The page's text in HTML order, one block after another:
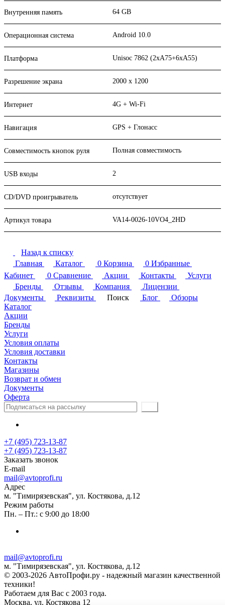
Внутренняя память 64 GB
Операционная система Android 10.0
Платформа Unisoc 7862 (2xA75+6xA55)
Разрешение экрана 2000 x 1200
Интернет 4G + Wi-Fi
Навигация GPS + Глонасс
Совместимость кнопок руля Полная совместимость
USB входы 2
CD/DVD проигрыватель отсутствует
Артикул товара VA14-0026-10VO4_2HD
Назад к списку
Главная
Каталог 0 Корзина 0 Избранные
Кабинет
0 Сравнение Акции Контакты
Услуги
Бренды
Отзывы Компания
Лицензии
Документы
Реквизиты Поиск Блог
Обзоры
Каталог
Акции
Бренды
Услуги
Условия оплаты
Условия доставки
Контакты
Магазины
Возврат и обмен
Документы
Оферта
+7 (495) 723-13-87
+7 (495) 723-13-87
Заказать звонок
E-mail
mail@avtoprofi.ru
Адрес
м. "Тимирязевская", ул. Костякова, д.12
Режим работы
Пн. – Пт.: с 9:00 до 18:00
mail@avtoprofi.ru
м. "Тимирязевская", ул. Костякова, д.12
© 2003-2026 АвтоПрофи.ру - надежный магазин качественной
техники!
Работаем для Вас с 2003 года.
Москва, ул. Костякова 12